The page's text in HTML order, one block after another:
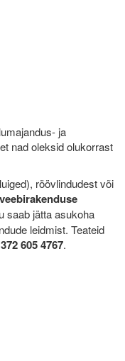
ja
nad oleksid olukorrast
röövlindudest või
veebirakenduse
saab jätta asukoha
leidmist. Teateid
605 4767.